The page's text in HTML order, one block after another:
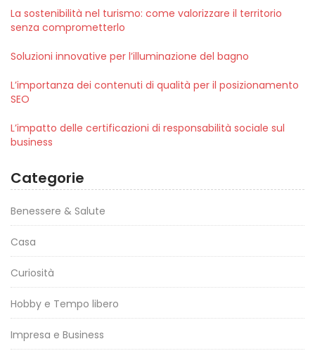
La sostenibilità nel turismo: come valorizzare il territorio
senza comprometterlo
Soluzioni innovative per l’illuminazione del bagno
L’importanza dei contenuti di qualità per il posizionamento
SEO
L’impatto delle certificazioni di responsabilità sociale sul
business
Categorie
Benessere & Salute
Casa
Curiosità
Hobby e Tempo libero
Impresa e Business